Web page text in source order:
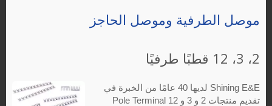
موصل الطرفية وموصل الحاجز
2، 3، 12 قطبًا طرفيًا
Shining E&E لديها 40 عامًا من الخبرة في
تقديم منتجات 2 و 3 و 12 Pole Terminal